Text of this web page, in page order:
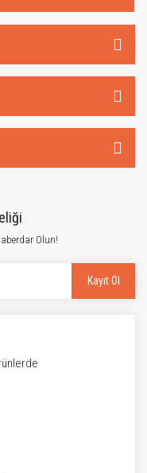
Olun!
Kayıt Ol